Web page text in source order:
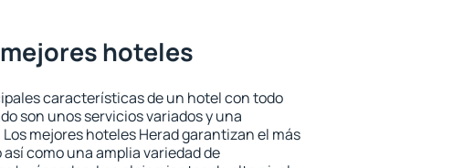
hoteles
características de un hotel con todo
son unos servicios variados y una
mejores hoteles Herad garantizan el más
como una amplia variedad de